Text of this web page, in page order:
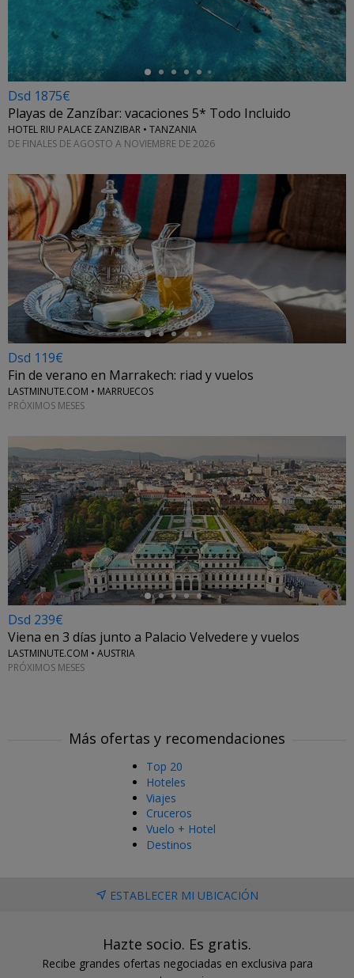
Dsd 1875€
Playas de Zanzíbar: vacaciones 5* Todo Incluido
HOTEL RIU PALACE ZANZIBAR • TANZANIA
DE FINALES DE AGOSTO A NOVIEMBRE DE 2026
←
Dsd 119€
Fin de verano en Marrakech: riad y vuelos
LASTMINUTE.COM • MARRUECOS
PRÓXIMOS MESES
←
Dsd 239€
Viena en 3 días junto a Palacio Velvedere y vuelos
LASTMINUTE.COM • AUSTRIA
PRÓXIMOS MESES
Más ofertas y recomendaciones
Top 20
Hoteles
Viajes
Cruceros
Vuelo + Hotel
Destinos
ESTABLECER MI UBICACIÓN
Hazte socio. Es gratis.
Recibe grandes ofertas negociadas en exclusiva para